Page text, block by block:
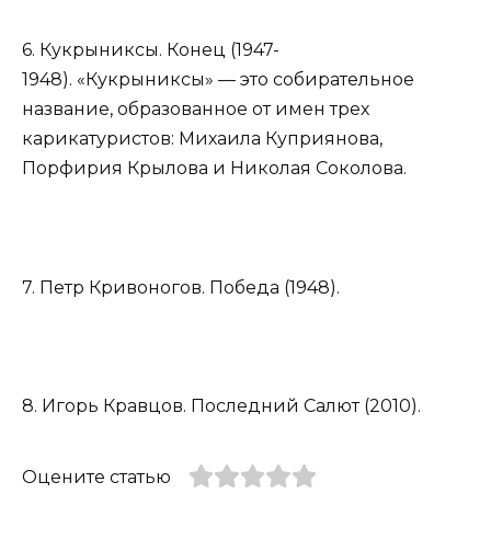
6. Кукрыниксы. Конец (1947-
1948). «Кукрыниксы» — это собирательное
название, образованное от имен трех
карикатуристов: Михаила Куприянова,
Порфирия Крылова и Николая Соколова.
7. Петр Кривоногов. Победа (1948).
8. Игорь Кравцов. Последний Салют (2010).
Оцените статью